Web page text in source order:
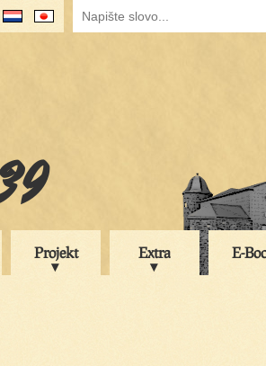
Projekt Extra E-